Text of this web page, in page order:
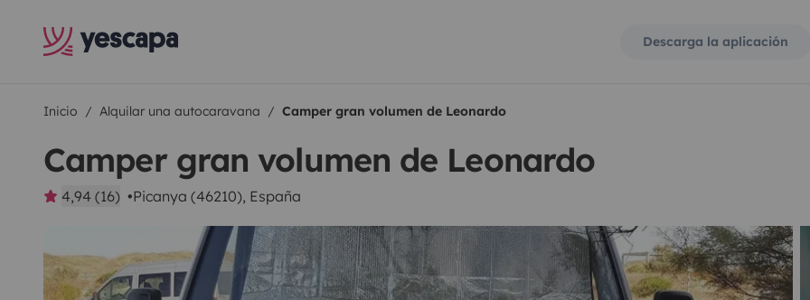
Descarga la aplicación
Inicio Alquilar una autocaravana Camper gran volumen de Leonardo
Camper gran volumen de Leonardo
4,94 (16) Picanya (46210), España